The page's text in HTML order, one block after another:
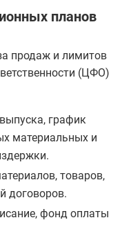
планов
продаж и лимитов
(ЦФО)
график
материальных и
товаров,
договоров.
фонд оплаты